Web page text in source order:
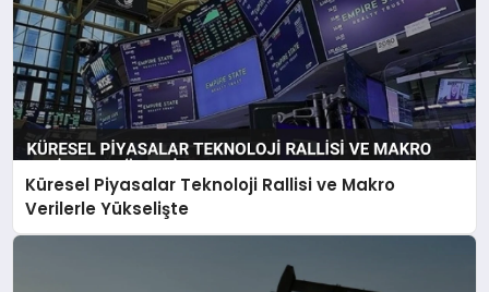
Küresel Piyasalar Teknoloji Rallisi ve Makro
Verilerle Yükselişte